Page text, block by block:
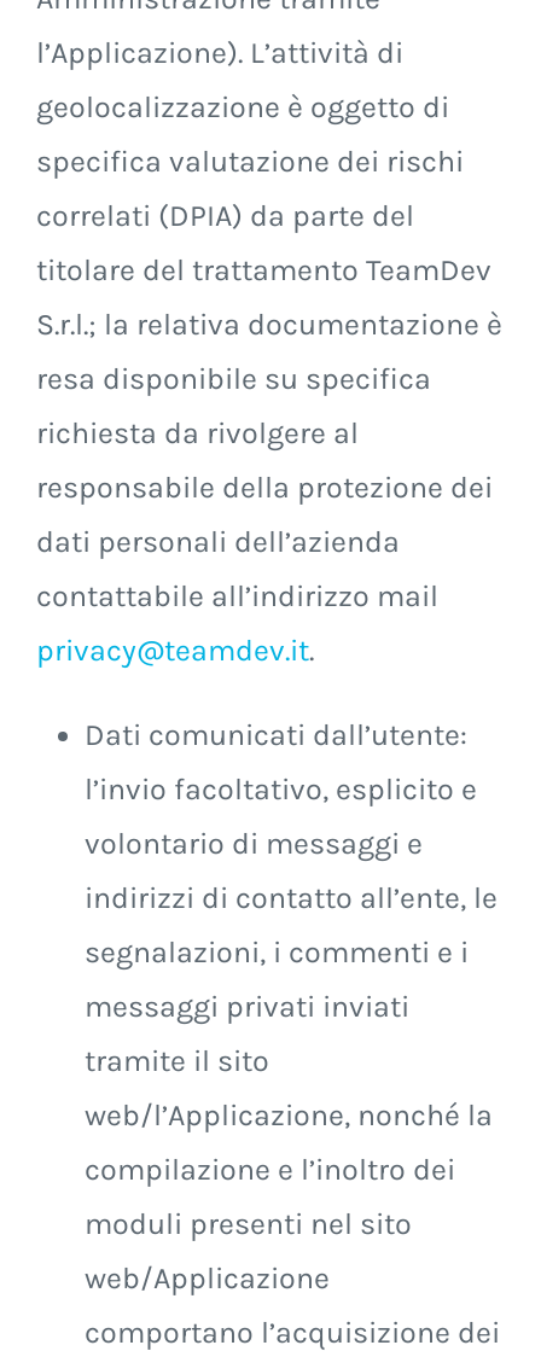
l’Applicazione). L’attività di
geolocalizzazione è oggetto di
specifica valutazione dei rischi
correlati (DPIA) da parte del
titolare del trattamento TeamDev
S.r.l.; la relativa documentazione è
resa disponibile su specifica
richiesta da rivolgere al
responsabile della protezione dei
dati personali dell’azienda
contattabile all’indirizzo mail
privacy@teamdev.it.
Dati comunicati dall’utente:
l’invio facoltativo, esplicito e
volontario di messaggi e
indirizzi di contatto all’ente, le
segnalazioni, i commenti e i
messaggi privati inviati
tramite il sito
web/l’Applicazione, nonché la
compilazione e l’inoltro dei
moduli presenti nel sito
web/Applicazione
comportano l’acquisizione dei